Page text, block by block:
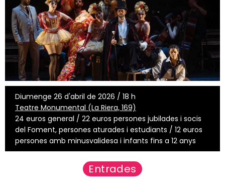
Diumenge 26 d'abril de 2026 / 18 h
Teatre Monumental (La Riera, 169)
24 euros general / 22 euros persones jubilades i socis
del Foment, persones aturades i estudiants / 12 euros
persones amb minusvalidesa i infants fins a 12 anys
Entrades